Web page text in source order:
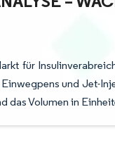
für
und Jet-
Volumen in